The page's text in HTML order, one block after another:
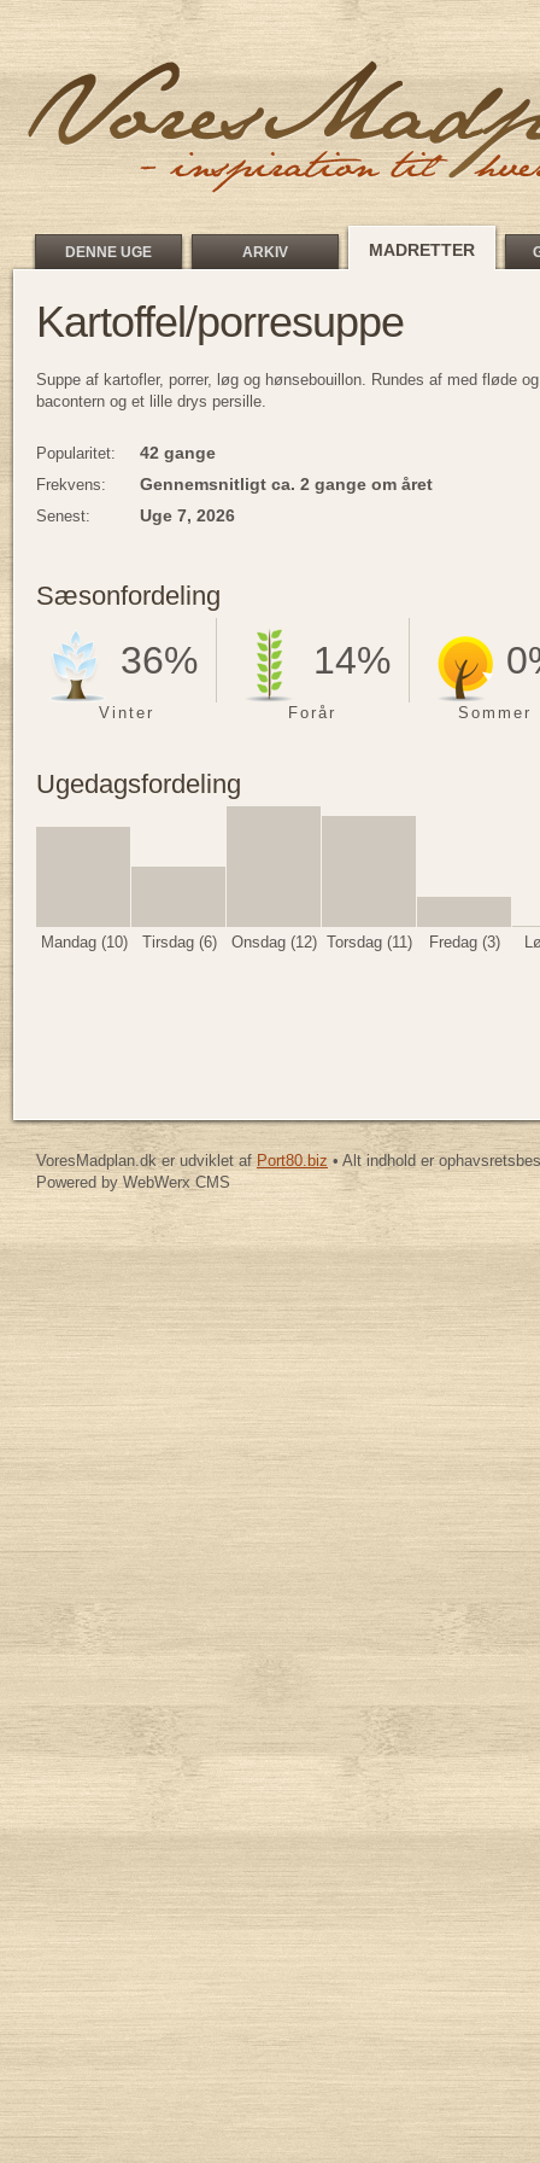
Kartoffel/porresuppe
Suppe af kartofler, porrer, løg og hønsebouillon. Rundes af med fløde
bacontern og et lille drys persille.
Popularitet: 42 gange
Frekvens: Gennemsnitligt ca. 2 gange om året
Senest: Uge 7, 2026
Sæsonfordeling
36% 14%
Vinter Forår Sommer
Ugedagsfordeling
Mandag (10) Tirsdag (6) Onsdag (12) Torsdag (11) Fredag (3)
DENNE UGE ARKIV MADRETTER
VoresMadplan.dk er udviklet af Port80.biz • Alt indhold er
Powered by WebWerx CMS